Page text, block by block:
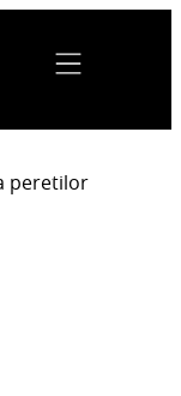
peretilor